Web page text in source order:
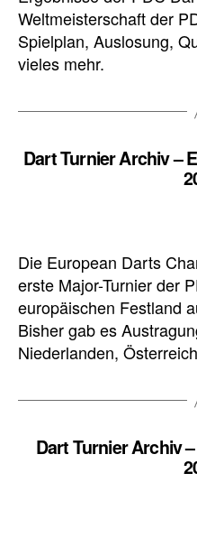
Weltmeisterschaft der
Spielplan, Auslosung,
vieles mehr.
Dart Turnier Archiv –
Die European Darts
erste Major-Turnier der
europäischen Festland
Bisher gab es
Niederlanden,
Dart Turnier Archiv